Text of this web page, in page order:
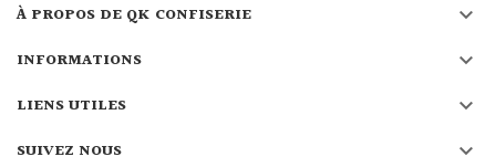
À PROPOS DE QK CONFISERIE 
INFORMATIONS 
LIENS UTILES 
SUIVEZ NOUS 